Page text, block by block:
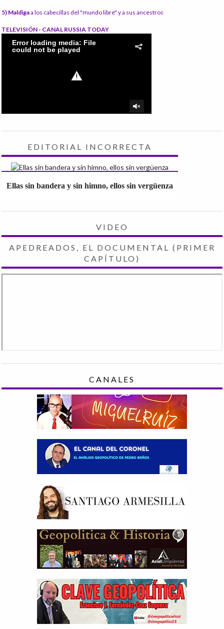
5) Maldigaa los cabecillas del "mundo libre" y a sus ancestros
TELEVISIÓN - CANAL RUSSIA TODAY
EDITORIAL INCORRECTA
Ellas sin bandera y sin himno, ellos sin vergüenza
VIDEO
APEDREADOS, EL DOCUMENTAL (PRIMER
CAPÍTULO)
CANALES